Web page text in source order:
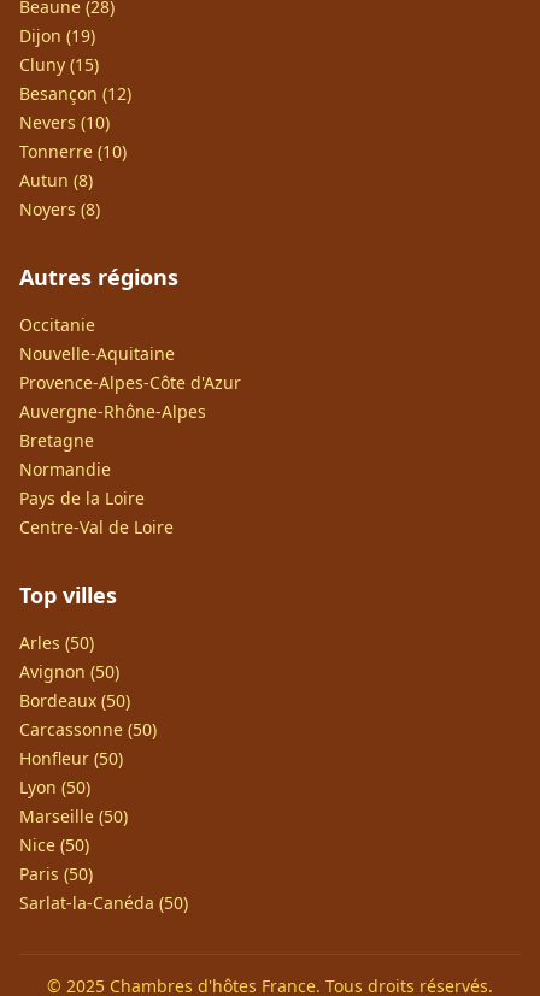
Beaune (28)
Dijon (19)
Cluny (15)
Besançon (12)
Nevers (10)
Tonnerre (10)
Autun (8)
Noyers (8)
Autres régions
Occitanie
Nouvelle-Aquitaine
Provence-Alpes-Côte d'Azur
Auvergne-Rhône-Alpes
Bretagne
Normandie
Pays de la Loire
Centre-Val de Loire
Top villes
Arles (50)
Avignon (50)
Bordeaux (50)
Carcassonne (50)
Honfleur (50)
Lyon (50)
Marseille (50)
Nice (50)
Paris (50)
Sarlat-la-Canéda (50)
© 2025 Chambres d'hôtes France. Tous droits réservés.